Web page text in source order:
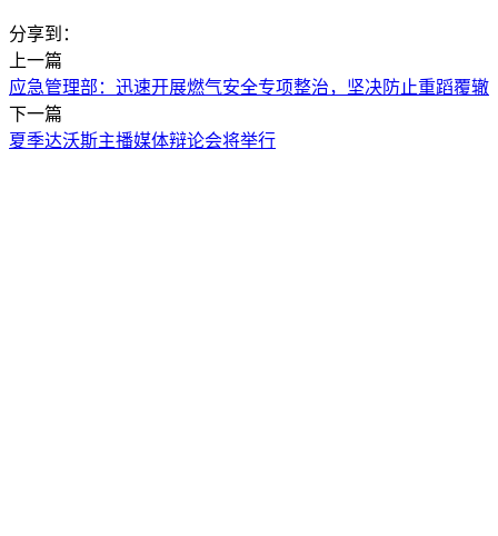
分享到：
上一篇
应急管理部：迅速开展燃气安全专项整治，坚决防止重蹈覆辙
下一篇
夏季达沃斯主播媒体辩论会将举行